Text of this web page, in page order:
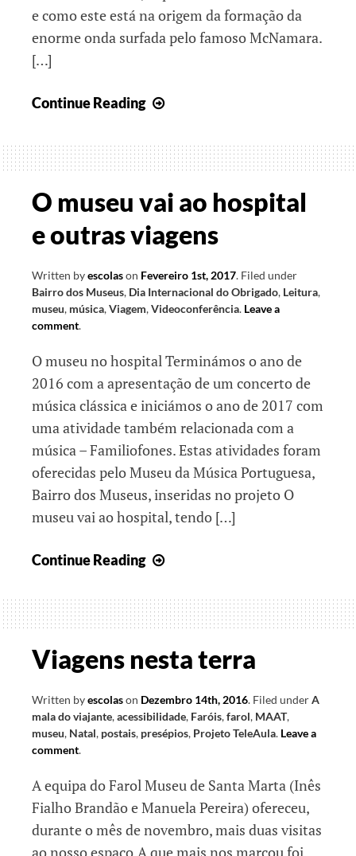
e como este está na origem da formação da
enorme onda surfada pelo famoso McNamara.
[…]
Continue Reading
O museu vai ao hospital
e outras viagens
Written byescolason Fevereiro 1st, 2017. Filed under
Bairro dos Museus, Dia Internacional do Obrigado, Leitura,
museu, música,Viagem,Videoconferência. Leave a
comment.
O museu no hospital Terminámos o ano de
2016 com a apresentação de um concerto de
música clássica e iniciámos o ano de 2017 com
uma atividade também relacionada com a
música – Familiofones. Estas atividades foram
oferecidas pelo Museu da Música Portuguesa,
Bairro dos Museus, inseridas no projeto O
museu vai ao hospital, tendo […]
Continue Reading
vai
ao
e
viagens
Viagens nesta terra
Written byescolason Dezembro 14th, 2016. Filed underA
mala do viajante,acessibilidade, Faróis,farol, MAAT,
museu, Natal, postais, presépios, Projeto TeleAula. Leave a
comment.
A equipa do Farol Museu de Santa Marta (Inês
Fialho Brandão e Manuela Pereira) ofereceu,
durante o mês de novembro, mais duas visitas